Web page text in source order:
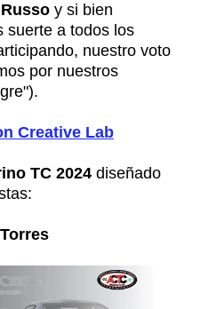
y si bien
suerte a todos los
nuestro voto
por nuestros
Creative Lab
TC 2024 diseñado